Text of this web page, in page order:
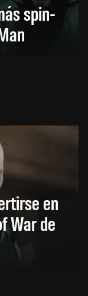
spin-
en
War de